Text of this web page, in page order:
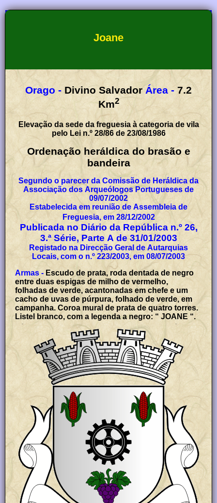
Joane
Orago - Divino SalvadorÁrea - 7.2
Km2
Elevação da sede da freguesia à categoria de vila
pelo Lei n.º 28/86 de 23/08/1986
Ordenação heráldica do brasão e
bandeira
Segundo o parecer da Comissão de Heráldica da
Associação dos Arqueólogos Portugueses de
09/07/2002
Estabelecida em reunião de Assembleia de
Freguesia, em 28/12/2002
Publicada no Diário da República n.º 26,
3.ª Série, Parte A de 31/01/2003
Registado na Direcção Geral de Autarquias
Locais, com o n.º 223/2003, em 08/07/2003
Armas - Escudo de prata, roda dentada de negro
entre duas espigas de milho de vermelho,
folhadas de verde, acantonadas em chefe e um
cacho de uvas de púrpura, folhado de verde, em
campanha. Coroa mural de prata de quatro torres.
Listel branco, com a legenda a negro: “ JOANE “.